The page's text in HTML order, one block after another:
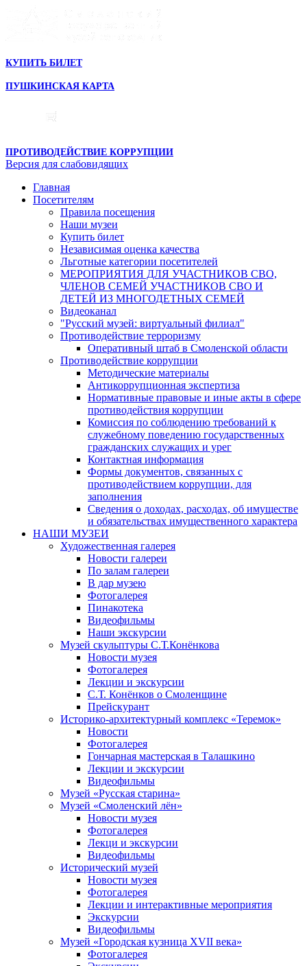
КУПИТЬ БИЛЕТ
ПУШКИНСКАЯ КАРТА
ПРОТИВОДЕЙСТВИЕ КОРРУПЦИИ
Версия для слабовидящих
Главная
Посетителям
Правила посещения
Наши музеи
Купить билет
Независимая оценка качества
Льготные категории посетителей
МЕРОПРИЯТИЯ ДЛЯ УЧАСТНИКОВ СВО,
ЧЛЕНОВ СЕМЕЙ УЧАСТНИКОВ СВО И
ДЕТЕЙ ИЗ МНОГОДЕТНЫХ СЕМЕЙ
Видеоканал
"Русский музей: виртуальный филиал"
Противодействие терроризму
Оперативный штаб в Смоленской области
Противодействие коррупции
Методические материалы
Антикоррупционная экспертиза
Нормативные правовые и иные акты в сфере
противодействия коррупции
Комиссия по соблюдению требований к
служебному поведению государственных
гражданских служащих и урег
Контактная информация
Формы документов, связанных с
противодействием коррупции, для
заполнения
Сведения о доходах, расходах, об имуществе
и обязательствах имущественного характера
НАШИ МУЗЕИ
Художественная галерея
Новости галереи
По залам галереи
В дар музею
Фотогалерея
Пинакотека
Видеофильмы
Наши экскурсии
Музей скульптуры С.Т.Конёнкова
Новости музея
Фотогалерея
Лекции и экскурсии
С.Т. Конёнков о Смоленщине
Прейскурант
Историко-архитектурный комплекс «Теремок»
Новости
Фотогалерея
Гончарная мастерская в Талашкино
Лекции и экскурсии
Видеофильмы
Музей «Русская старина»
Музей «Смоленский лён»
Новости музея
Фотогалерея
Лекци и экскурсии
Видеофильмы
Исторический музей
Новости музея
Фотогалерея
Лекции и интерактивные мероприятия
Экскурсии
Видеофильмы
Музей «Городская кузница XVII века»
Фотогалерея